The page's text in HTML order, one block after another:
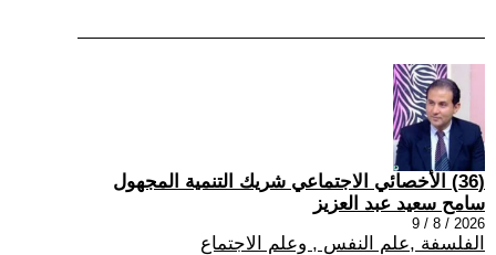
(36) الأخصائي الاجتماعي شريك التنمية المجهول
سامح سعيد عبد العزيز
2026 / 8 / 9
الفلسفة ,علم النفس , وعلم الاجتماع